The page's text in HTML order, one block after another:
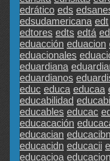
edrático eds
edsudamericana edt
edtores edts edtá
eduacción eduacion
eduacionales
eduardiana
eduardianos
educ educa educaa
educabilidad
educables educac
educacación
educacian educacibn
educacidn educacii
educacioa educacion